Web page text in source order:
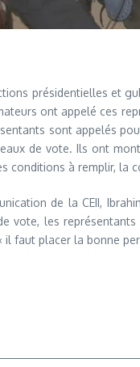
présidentielles et
ont appelé ces
sont appelés
de vote. Ils ont
conditions à remplir,
de la CEII,
vote, les
il faut placer la bonne